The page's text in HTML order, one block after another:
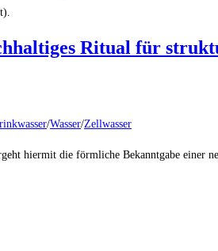
Ritual für
/Wasser/Zellwasser
hiermit die förmliche Bekanntgabe einer